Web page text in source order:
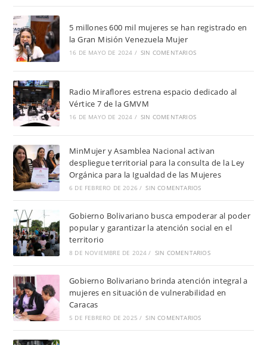
5 millones 600 mil mujeres se han registrado en
la Gran Misión Venezuela Mujer
16 DE MAYO DE 2024 / SIN COMENTARIOS
Radio Miraflores estrena espacio dedicado al
Vértice 7 de la GMVM
16 DE MAYO DE 2024 / SIN COMENTARIOS
MinMujer y Asamblea Nacional activan
despliegue territorial para la consulta de la Ley
Orgánica para la Igualdad de las Mujeres
6 DE FEBRERO DE 2026 / SIN COMENTARIOS
Gobierno Bolivariano busca empoderar al poder
popular y garantizar la atención social en el
territorio
8 DE NOVIEMBRE DE 2024 / SIN COMENTARIOS
Gobierno Bolivariano brinda atención integral a
mujeres en situación de vulnerabilidad en
Caracas
5 DE FEBRERO DE 2025 / SIN COMENTARIOS